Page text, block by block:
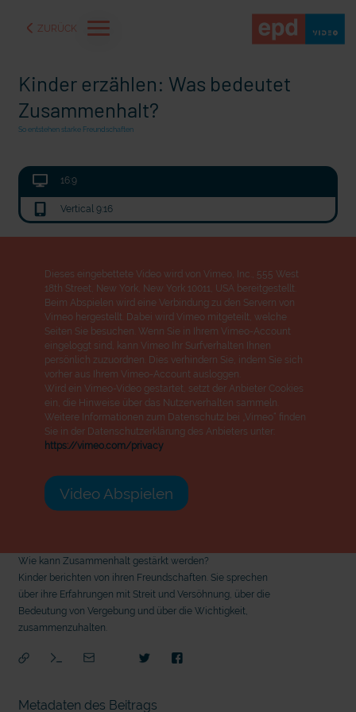
ZURÜCK
oder "Deppen der "Wir bauen Cherson wieder auf" - Optimismus in der
Kinder erzählen: Was bedeutet
Zusammenhalt?
So entstehen starke Freundschaften
16:9
Vertical 9:16
Dieses eingebettete Video wird von Vimeo, Inc., 555 West
18th Street, New York, New York 10011, USA bereitgestellt.
Beim Abspielen wird eine Verbindung zu den Servern von
Vimeo hergestellt. Dabei wird Vimeo mitgeteilt, welche
Seiten Sie besuchen. Wenn Sie in Ihrem Vimeo-Account
eingeloggt sind, kann Vimeo Ihr Surfverhalten Ihnen
persönlich zuzuordnen. Dies verhindern Sie, indem Sie sich
vorher aus Ihrem Vimeo-Account ausloggen.
Wird ein Vimeo-Video gestartet, setzt der Anbieter Cookies
ein, die Hinweise über das Nutzerverhalten sammeln.
Weitere Informationen zum Datenschutz bei „Vimeo“ finden
Sie in der Datenschutzerklärung des Anbieters unter:
https://vimeo.com/privacy
Video Abspielen
Wie kann Zusammenhalt gestärkt werden?
Kinder berichten von ihren Freundschaften. Sie sprechen
über ihre Erfahrungen mit Streit und Versöhnung, über die
Bedeutung von Vergebung und über die Wichtigkeit,
zusammenzuhalten.
Metadaten des Beitrags